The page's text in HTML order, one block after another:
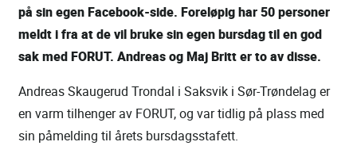
på sin egen Facebook-side. Foreløpig har 50 personer
meldt i fra at de vil bruke sin egen bursdag til en god
sak med FORUT. Andreas og Maj Britt er to av disse.
Andreas Skaugerud Trondal i Saksvik i Sør-Trøndelag er
en varm tilhenger av FORUT, og var tidlig på plass med
sin påmelding til årets bursdagsstafett.